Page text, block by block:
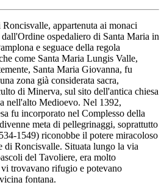
appartenuta ai monaci
ospedaliero di Santa Maria in
e seguace della regola
come Santa Maria Lungis Valle,
Santa Maria Giovanna, fu
zona già considerata sacra,
di Minerva, sul sito dell'antica chiesa
nell'alto Medioevo. Nel 1392,
fu incorporato nel Complesso della
meta di pellegrinaggi, soprattutto
1549) riconobbe il potere miracoloso
di Roncisvalle. Situata lungo la via
del Tavoliere, era molto
trovavano rifugio e potevano
fontana.